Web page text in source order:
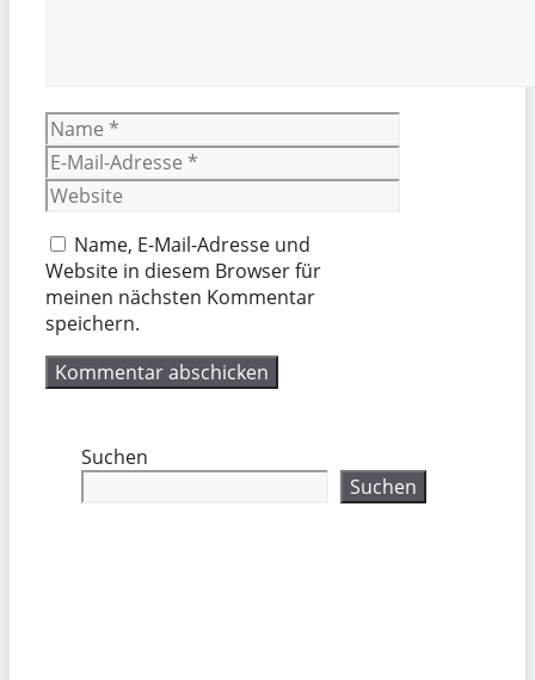
Name
E-
Mail-
Adresse
Website
Name, E-Mail-Adresse und
Website in diesem Browser für
meinen nächsten Kommentar
speichern.
Suchen
Suchen